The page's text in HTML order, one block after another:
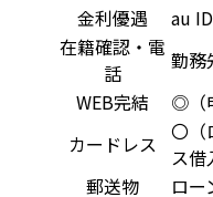
金利優遇
au
在籍確認・電
話
勤務
WEB完結
◎（
カードレス 〇（
ス借
郵送物
ロー